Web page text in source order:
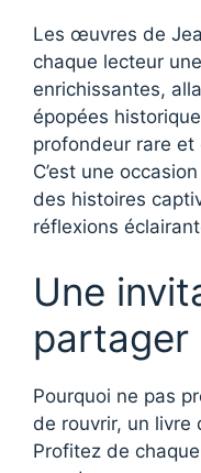
Les œuvres de
chaque lecteur
enrichissantes,
épopées
profondeur rare et
C’est une
des histoires
réflexions
Une
partager
Pourquoi ne pas
de rouvrir, un livre
Profitez de